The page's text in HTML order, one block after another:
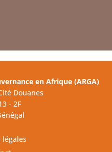
en Afrique (ARGA)
Douanes
- 2F